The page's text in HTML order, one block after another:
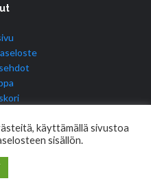
Best | Golden Tiger
käyttämällä sivustoa
sisällön.